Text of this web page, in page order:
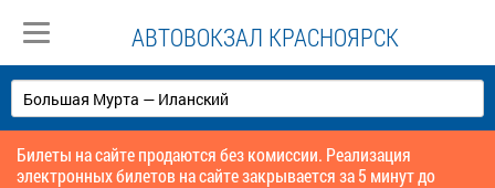
АВТОВОКЗАЛ КРАСНОЯРСК
Билеты на сайте продаются без комиссии. Реализация
электронных билетов на сайте закрывается за 5 минут до